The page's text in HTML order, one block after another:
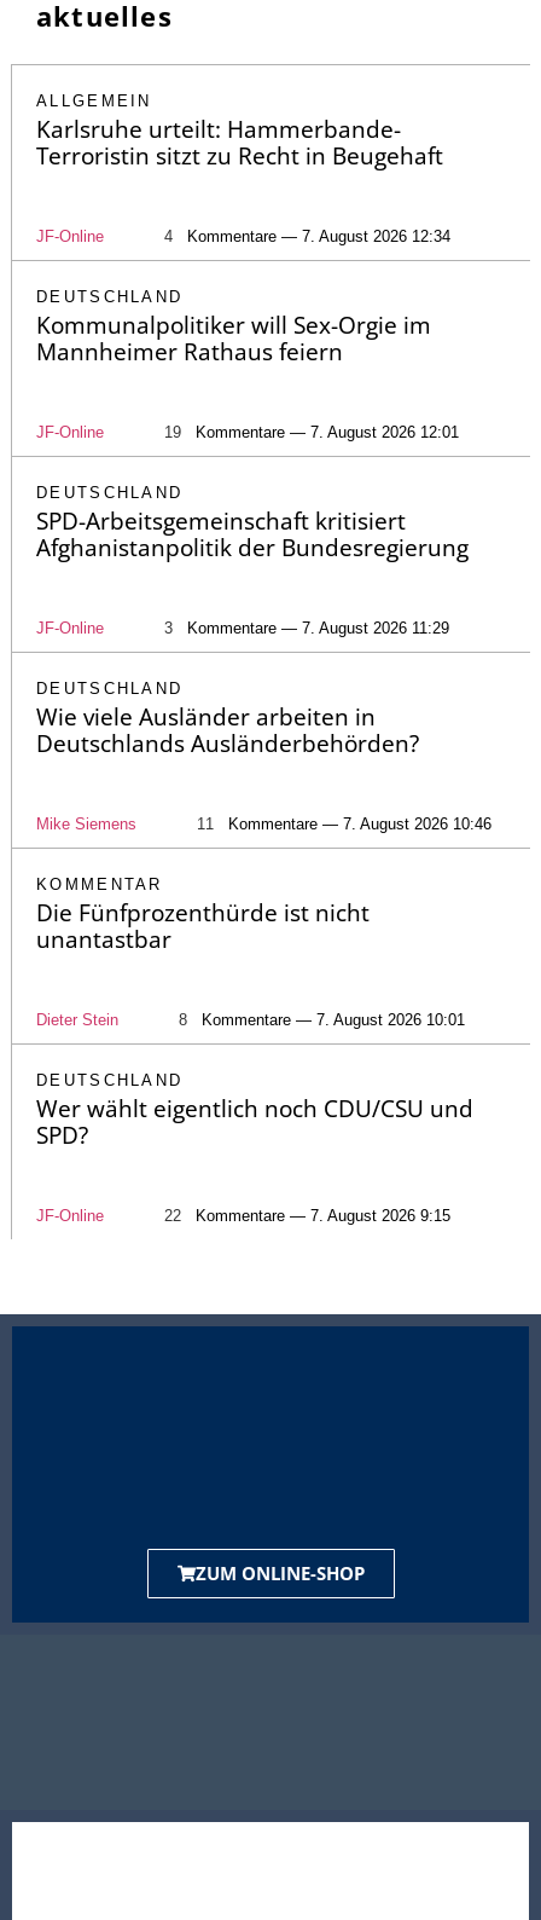
aktuelles
ALLGEMEIN
Karlsruhe urteilt: Hammerbande-
Terroristin sitzt zu Recht in Beugehaft
JF-Online 4 Kommentare — 7. August 2026 12:34
DEUTSCHLAND
Kommunalpolitiker will Sex-Orgie im
Mannheimer Rathaus feiern
JF-Online 19 Kommentare — 7. August 2026 12:01
DEUTSCHLAND
SPD-Arbeitsgemeinschaft kritisiert
Afghanistanpolitik der Bundesregierung
JF-Online 3 Kommentare — 7. August 2026 11:29
DEUTSCHLAND
Wie viele Ausländer arbeiten in
Deutschlands Ausländerbehörden?
Mike Siemens 11 Kommentare — 7. August 2026 10:46
KOMMENTAR
Die Fünfprozenthürde ist nicht
unantastbar
Dieter Stein 8 Kommentare — 7. August 2026 10:01
DEUTSCHLAND
Wer wählt eigentlich noch CDU/CSU und
SPD?
JF-Online 22 Kommentare — 7. August 2026 9:15
ZUM ONLINE-SHOP